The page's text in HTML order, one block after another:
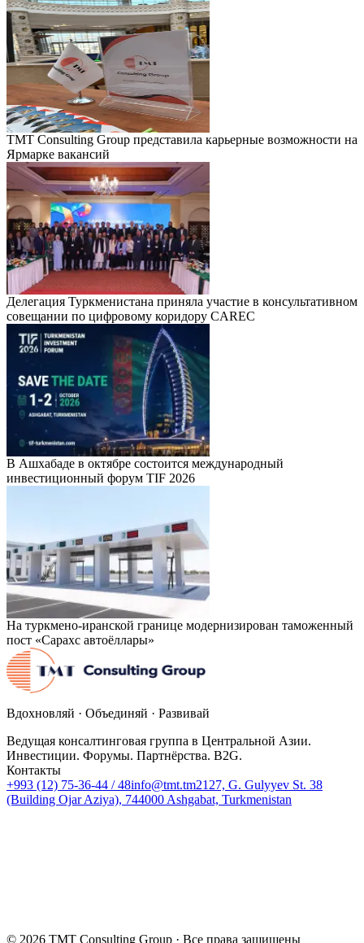
TMT Consulting Group представила карьерные возможности на
Ярмарке вакансий
Делегация Туркменистана приняла участие в консультативном
совещании по цифровому коридору CAREC
В Ашхабаде в октябре состоится международный
инвестиционный форум TIF 2026
На туркмено-иранской границе модернизирован таможенный
пост «Сарахс автоёллары»
Вдохновляй · Объединяй · Развивай
Ведущая консалтинговая группа в Центральной Азии.
Инвестиции. Форумы. Партнёрства. B2G.
Контакты
+993 (12) 75-36-44 / 48info@tmt.tm2127, G. Gulyyev St. 38
(Building Ojar Aziya), 744000 Ashgabat, Turkmenistan
© 2026 TMT Consulting Group · Все права защищены